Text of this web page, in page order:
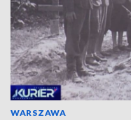
WARSZAWA